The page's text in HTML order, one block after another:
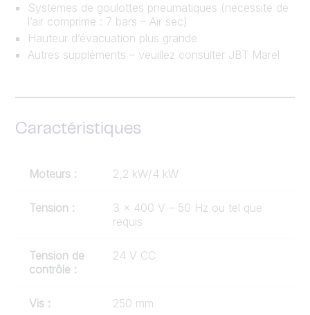
Systèmes de goulottes pneumatiques (nécessite de
l’air comprimé : 7 bars – Air sec)
Hauteur d’évacuation plus grande
Autres suppléments – veuillez consulter JBT Marel
Caractéristiques
Moteurs : 2,2 kW/4 kW
Tension :
3 x 400 V – 50 Hz ou tel que
requis
Tension de
contrôle :
24 V CC
Vis : 250 mm